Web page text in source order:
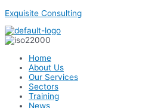
Skip
content
Exquisite Consulting
Menu
Home
About Us
Our Services
Sectors
Training
News